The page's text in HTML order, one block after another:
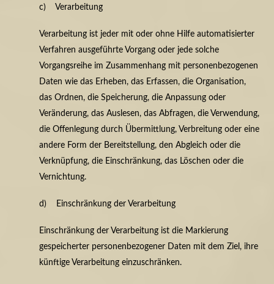
c) Verarbeitung
Verarbeitung ist jeder mit oder ohne Hilfe automatisierter
Verfahren ausgeführte Vorgang oder jede solche
Vorgangsreihe im Zusammenhang mit personenbezogenen
Daten wie das Erheben, das Erfassen, die Organisation,
das Ordnen, die Speicherung, die Anpassung oder
Veränderung, das Auslesen, das Abfragen, die Verwendung,
die Offenlegung durch Übermittlung, Verbreitung oder eine
andere Form der Bereitstellung, den Abgleich oder die
Verknüpfung, die Einschränkung, das Löschen oder die
Vernichtung.
d) Einschränkung der Verarbeitung
Einschränkung der Verarbeitung ist die Markierung
gespeicherter personenbezogener Daten mit dem Ziel, ihre
künftige Verarbeitung einzuschränken.